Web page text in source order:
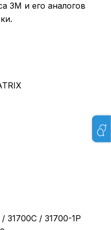
3М и его аналогов
31700C / 31700-1P